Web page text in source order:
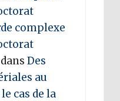
complexe
dansDes
au
cas de la